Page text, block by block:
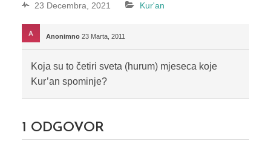
23 Decembra, 2021 Kur'an
Anonimno 23 Marta, 2011
Koja su to četiri sveta (hurum) mjeseca koje
Kur’an spominje?
1 ODGOVOR